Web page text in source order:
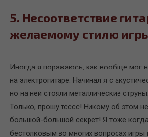
5. Несоответствие
желаемому стилю
Иногда я поражаюсь, как вообще мог
на электрогитаре. Начинал я с
но на ней стояли металлические
Только, прошу тсссс! Никому об этом не
большой-большой секрет! Я тоже
бестолковым во многих вопросах игры